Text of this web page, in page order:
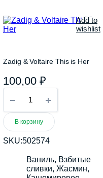
Add to
wishlist
Zadig & Voltaire This is Her
100,00 ₽
Voltaire
This
Her
В корзину
SKU:502574
Ваниль, Взбитые
сливки, Жасмин,